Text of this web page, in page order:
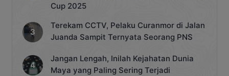
Cup 2025
Terekam CCTV, Pelaku Curanmor di Jalan
Juanda Sampit Ternyata Seorang PNS
Jangan Lengah, Inilah Kejahatan Dunia
Maya yang Paling Sering Terjadi